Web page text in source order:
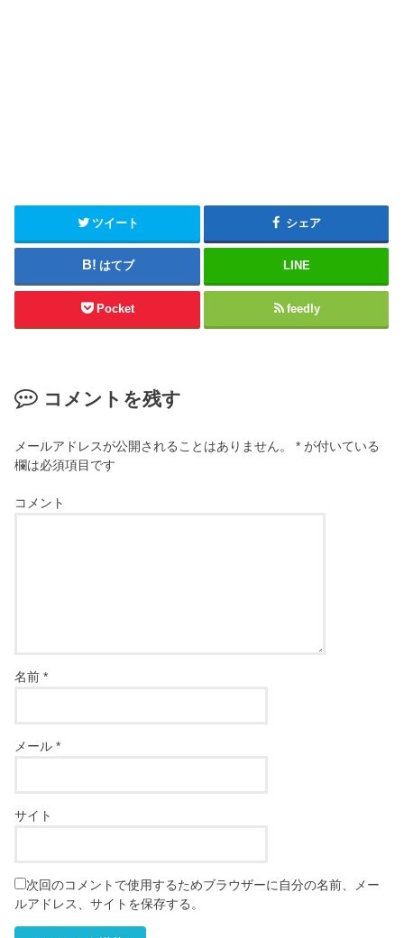
ツイート シェア
はてブ LINE
Pocket feedly
コメントを残す
メールアドレスが公開されることはありません。 * が付いている
欄は必須項目です
コメント
名前*
メール*
サイト
次回のコメントで使用するためブラウザーに自分の名前、メー
ルアドレス、サイトを保存する。